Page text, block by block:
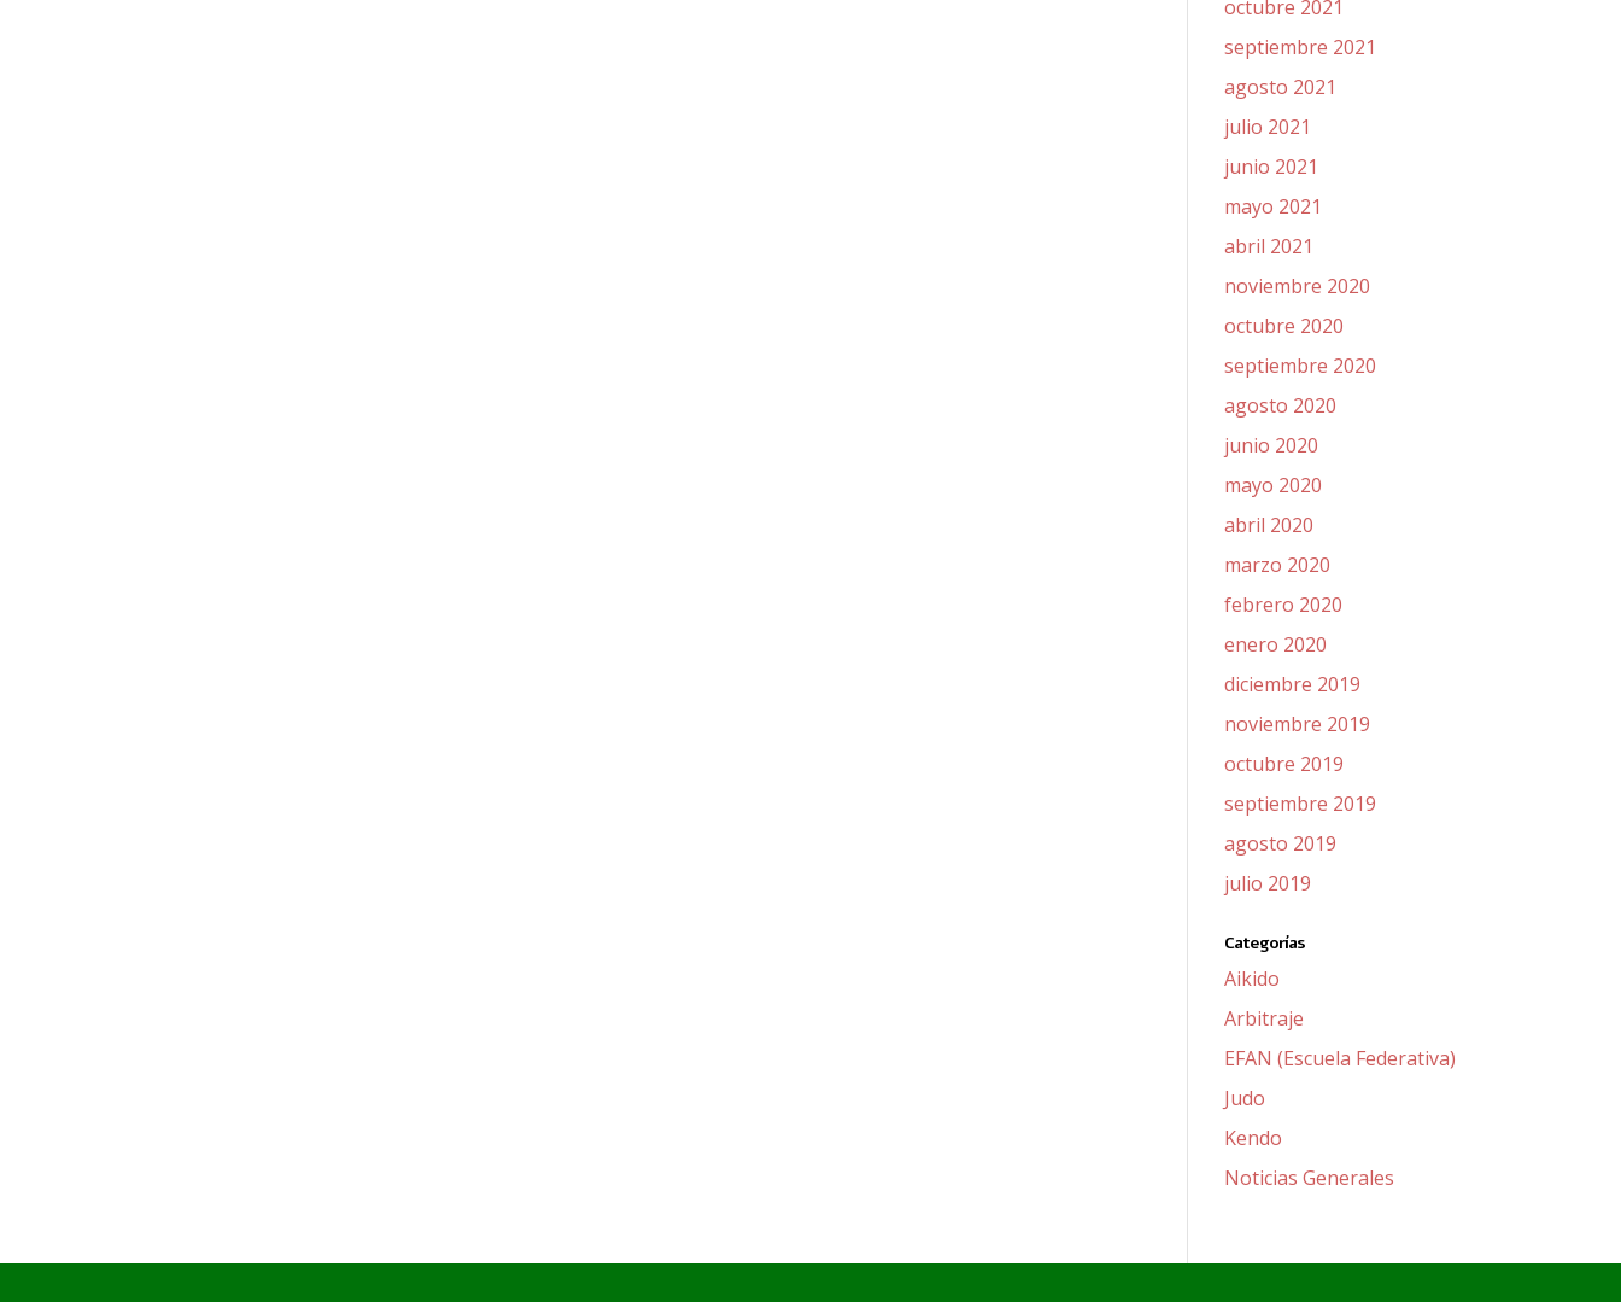
octubre 2021
septiembre 2021
agosto 2021
julio 2021
junio 2021
mayo 2021
abril 2021
noviembre 2020
octubre 2020
septiembre 2020
agosto 2020
junio 2020
mayo 2020
abril 2020
marzo 2020
febrero 2020
enero 2020
diciembre 2019
noviembre 2019
octubre 2019
septiembre 2019
agosto 2019
julio 2019
Categorías
Aikido
Arbitraje
EFAN (Escuela Federativa)
Judo
Kendo
Noticias Generales